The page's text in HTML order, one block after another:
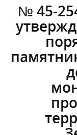
№ 45-